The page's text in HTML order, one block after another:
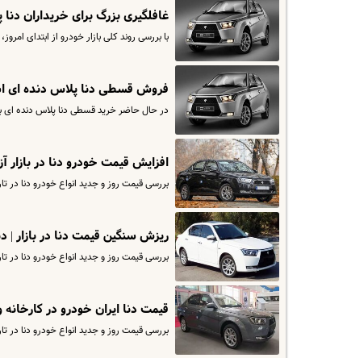
غافلگیری بزرگ برای خریداران
با بررسی روند کلی بازار خودرو از ابتدای امروز، شنبه یکم اردیبهشت 1403،
فروش قسطی دنا پلاس دنده ای استارت خورد | با پیش
در حال حاضر خرید قسطی دنا پلاس دنده ای با پیش پرداخت 410 میلیون تومان با اقساطی
افزایش قیمت خودرو دنا در بازار آزاد | دنا ۱۰
بررسی قیمت روز و جدید انواع خودرو دنا در تاریخ ۲۵
ریزش سنگین قیمت دنا در بازار | دنا 100 میلیون ارزان شد | دنا اتوماتیک صفر
بررسی قیمت روز و جدید انواع خودرو دنا در تاریخ ۷ دی ماه. برای مشاهده قیمت کارخانه دنا وارد سایت
قیمت دنا ایران خودرو در کارخانه و بازار | با کمتر از 400
بررسی قیمت روز و جدید انواع خودرو دنا در تاریخ ۴ دی ماه. برای مشاهده قیمت کارخانه دنا وارد